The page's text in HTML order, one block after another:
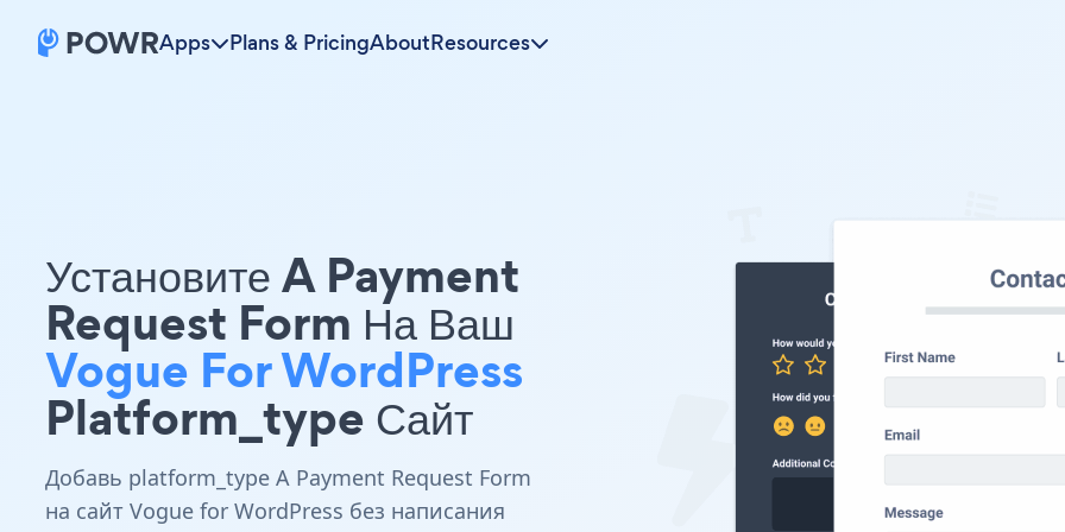
Apps Plans & PricingAboutResources
Установите A Payment
Request Form На Ваш
Vogue For WordPress
Platform_type Сайт
Добавь platform_type A Payment Request Form
на сайт Vogue for WordPress без написания